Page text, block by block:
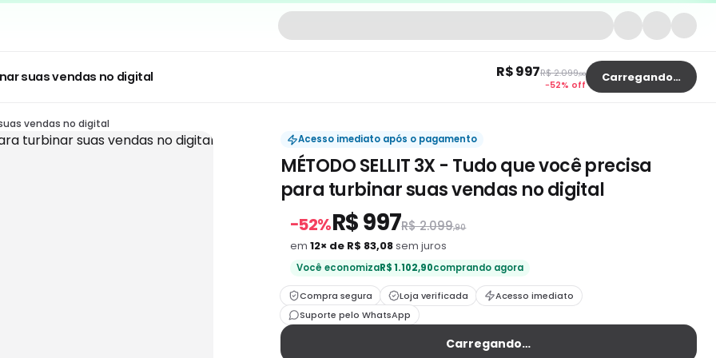
suas vendas no digital R$ 997R$ 2.099,90
−52% off
Carregando…
vendas no digital
Acesso imediato após o pagamento
MÉTODO SELLIT 3X - Tudo que você precisa
para turbinar suas vendas no digital
−52%R$ 997R$ 2.099,90
em 12× de R$ 83,08sem juros
Você economizaR$ 1.102,90comprando agora
Compra segura Loja verificada
Acesso imediato
Suporte pelo WhatsApp
Carregando…